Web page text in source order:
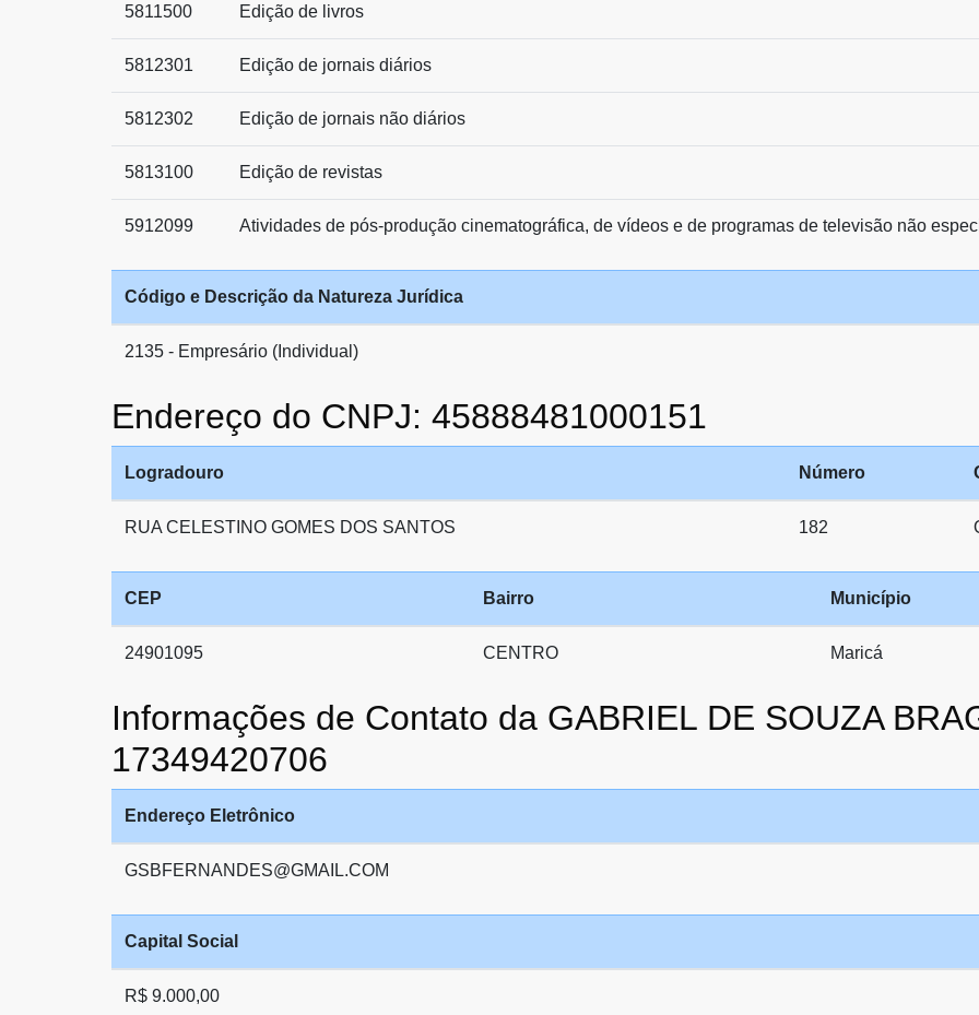
5811500 Edição de livros
5812301 Edição de jornais diários
5812302 Edição de jornais não diários
5813100 Edição de revistas
5912099 Atividades de pós-produção cinematográfica, de vídeos e de programas de televisão não
Código e Descrição da Natureza Jurídica
2135 - Empresário (Individual)
Endereço do CNPJ: 45888481000151
Logradouro Número
RUA CELESTINO GOMES DOS SANTOS 182
CEP Bairro Município
24901095 CENTRO Maricá
Informações de Contato da GABRIEL DE SOUZA
17349420706
Endereço Eletrônico
GSBFERNANDES@GMAIL.COM
Capital Social
R$ 9.000,00